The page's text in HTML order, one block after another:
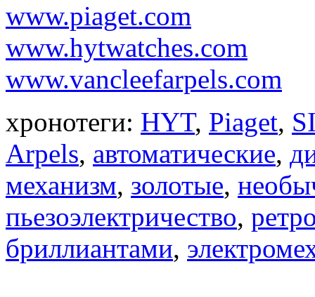
www.piaget.com
www.hytwatches.com
www.vancleefarpels.com
хронотеги: HYT, Piaget,
Arpels, автоматические,
механизм, золотые,
пьезоэлектричество,
бриллиантами,